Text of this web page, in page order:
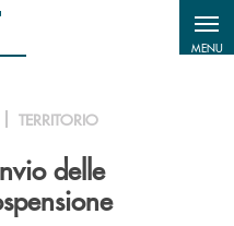
MENU
TERRITORIO
delle